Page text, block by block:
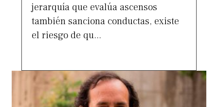
jerarquía que evalúa ascensos
también sanciona conductas, existe
el riesgo de qu...